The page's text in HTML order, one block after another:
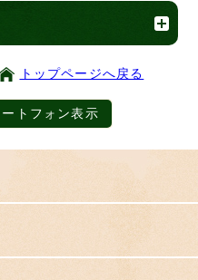
トップページへ戻る
ートフォン表示